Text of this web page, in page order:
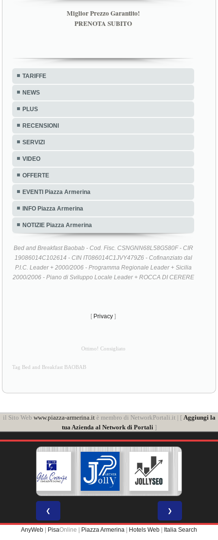
Miglior Prezzo Garantito!
PRENOTA SUBITO
TARIFFE
NEWS
PLUS
RECENSIONI
SERVIZI
VIDEO
OFFERTE
EVENTI Piazza Armerina
INFO Piazza Armerina
NOTIZIE Piazza Armerina
Bed and Breakfast Baobab - Cod. Fisc. CSNGNN68L58G580F - CIR
19086014C102614 - CIN IT086014C1JVY479Z6 - Cofinanziato dal
P.I.C. Leader + 2000/2006 - Programma Regionale Leader + Sicilia
2000/2006 - Piano di Sviluppo Locale Leader + ROCCA DI CERERE
[ Privacy ]
Ottimo! Consigliato
Tag Bed and Breakfast BAOBAB
il Sito Web www.piazza-armerina.itè membro di NetworkPortali.it | [ Aggiungi la
tua Azienda al Network di Portali ]
❮ ❯
AnyWeb PisaOnline | Piazza Armerina Hotels Web Italia Search